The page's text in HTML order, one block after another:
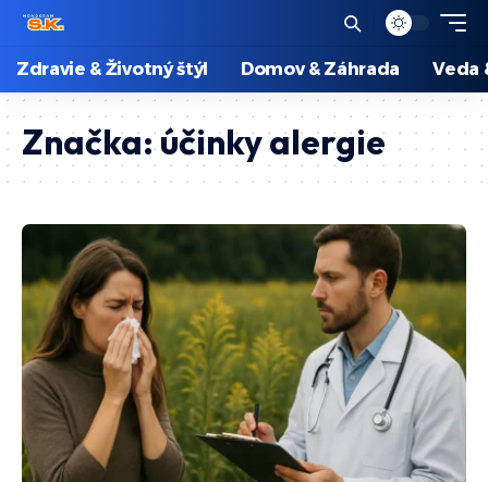
Zdravie & Životný štýl Domov & Záhrada Veda
Značka:účinky alergie